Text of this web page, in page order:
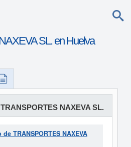
SL. en Huelva
TRANSPORTES NAXEVA SL.
TRANSPORTES NAXEVA